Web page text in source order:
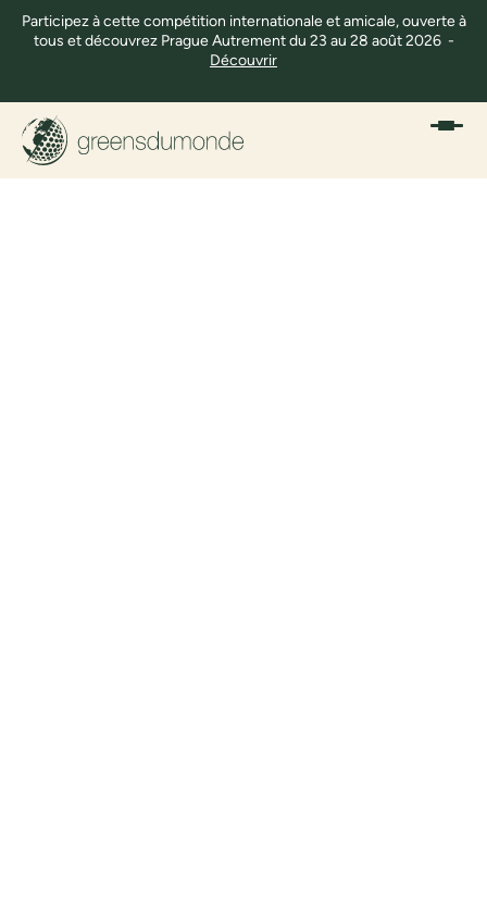
Participez à cette compétition internationale et amicale, ouverte à
tous et découvrez Prague Autrement du 23 au 28 août 2026 -
Découvrir